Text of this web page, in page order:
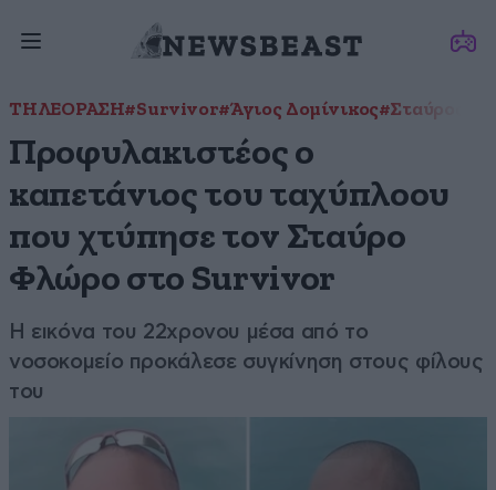
ΤΗΛΕΟΡΑΣΗ#Survivor#Άγιος Δομίνικος#Σταύρος
Προφυλακιστέος ο
καπετάνιος του ταχύπλοου
που χτύπησε τον Σταύρο
Φλώρο στο Survivor
Η εικόνα του 22χρονου μέσα από το
νοσοκομείο προκάλεσε συγκίνηση στους φίλους
του